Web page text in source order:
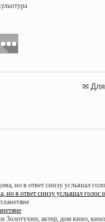
✉ Для
в ответ снизу услышал голос